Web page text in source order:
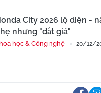
City 2026 lộ diện -
nhưng "đắt giá"
học & Công nghệ 20/12/